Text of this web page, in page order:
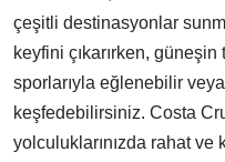
çeşitli destinasyonlar
keyfini çıkarırken, güneşin
sporlarıyla eğlenebilir
keşfedebilirsiniz. Costa
yolculuklarınızda rahat